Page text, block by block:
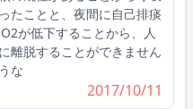
たことと、夜間に自己排痰
が低下することから、人
離脱することができません
な
2017/10/11